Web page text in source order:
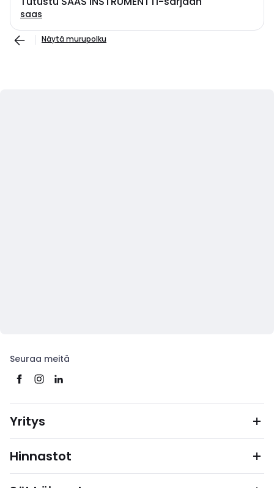
saas
Näytä murupolku
Seuraa meitä
Yritys
Hinnastot